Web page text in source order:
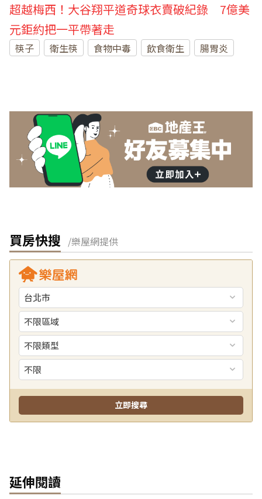
超越梅西！大谷翔平道奇球衣賣破紀錄 7億美
元鉅約把一平帶著走
筷子 衛生筷 食物中毒 飲食衛生 腸胃炎
買房快搜 /樂屋網提供
延伸閱讀